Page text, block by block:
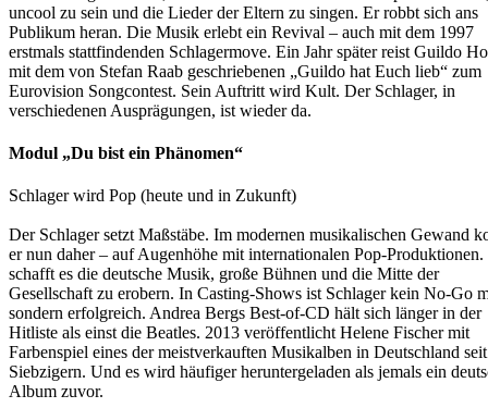
uncool zu sein und die Lieder der Eltern zu singen. Er robbt sich ans
Publikum heran. Die Musik erlebt ein Revival – auch mit dem 1997
erstmals stattfindenden Schlagermove. Ein Jahr später reist Guildo
mit dem von Stefan Raab geschriebenen „Guildo hat Euch lieb“ zum
Eurovision Songcontest. Sein Auftritt wird Kult. Der Schlager, in
verschiedenen Ausprägungen, ist wieder da.
Modul „Du bist ein Phänomen“
Schlager wird Pop (heute und in Zukunft)
Der Schlager setzt Maßstäbe. Im modernen musikalischen Gewand
er nun daher – auf Augenhöhe mit internationalen Pop-Produktionen.
schafft es die deutsche Musik, große Bühnen und die Mitte der
Gesellschaft zu erobern. In Casting-Shows ist Schlager kein No-Go
sondern erfolgreich. Andrea Bergs Best-of-CD hält sich länger in der
Hitliste als einst die Beatles. 2013 veröffentlicht Helene Fischer mit
Farbenspiel eines der meistverkauften Musikalben in Deutschland
Siebzigern. Und es wird häufiger heruntergeladen als jemals ein
Album zuvor.